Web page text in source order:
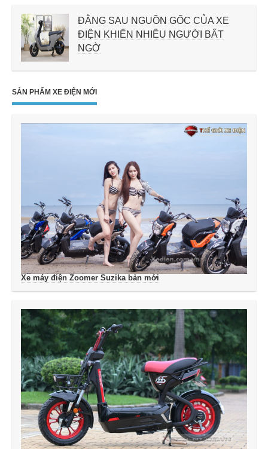
ĐẰNG SAU NGUỒN GỐC CỦA XE
ĐIỆN KHIẾN NHIỀU NGƯỜI BẤT
NGỜ
SẢN PHẨM XE ĐIỆN MỚI
Xe máy điện Zoomer Suzika bản mới